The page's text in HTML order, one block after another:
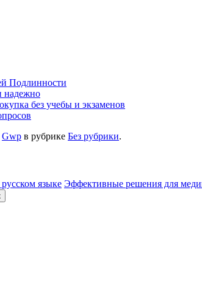
Подлинности
надежно
без учебы и экзаменов
Gwp в рубрике Без рубрики.
языке Эффективные решения для